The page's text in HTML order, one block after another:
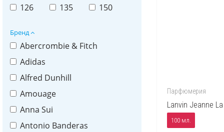
126
135 150
Бренд
Abercrombie & Fitch
Adidas
Alfred Dunhill
Amouage
Anna Sui
Antonio Banderas
Парфюмерия
Lanvin Jeanne
100 мл.